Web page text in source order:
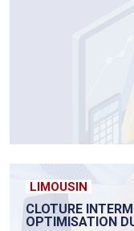
LIMOUSIN
CLOTURE
OPTIMISATION